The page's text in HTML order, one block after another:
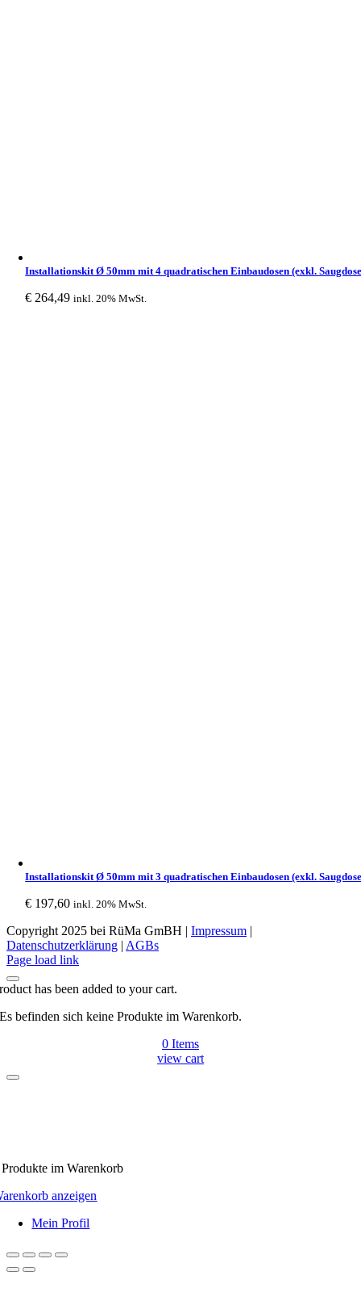
Installationskit Ø 50mm mit 4 quadratischen Einbaudosen (exkl.
€ 264,49 inkl. 20% MwSt.
Installationskit Ø 50mm mit 3 quadratischen Einbaudosen (exkl.
€ 197,60 inkl. 20% MwSt.
Copyright 2025 bei RüMa GmBH | Impressum |
Datenschutzerklärung | AGBs
Facebook
Page load link
has been added to your cart.
Es befinden sich keine Produkte im Warenkorb.
0 Items
view cart
im Warenkorb
anzeigen
Mein Profil